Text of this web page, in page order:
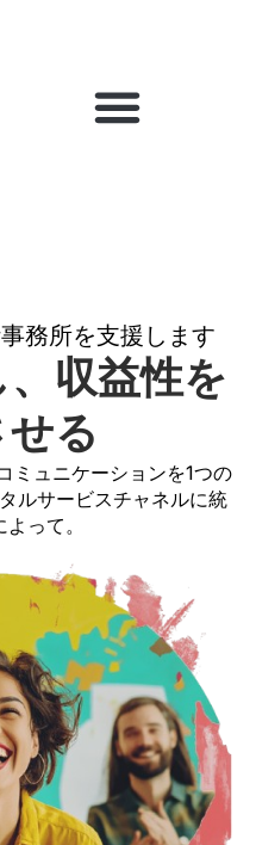
務所を支援します
収益性を
る
ミュニケーションを1つの
ルサービスチャネルに統
って。